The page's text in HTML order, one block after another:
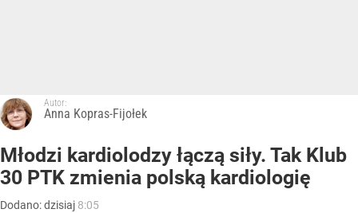
Autor:
Anna Kopras-Fijołek
Młodzi kardiolodzy łączą siły. Tak Klub
30 PTK zmienia polską kardiologię
Dodano:dzisiaj 8:05